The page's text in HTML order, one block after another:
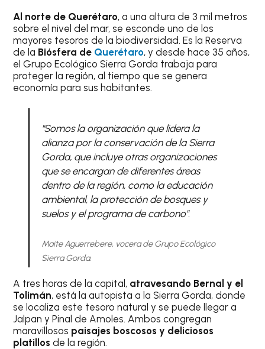
Al norte de Querétaro, a una altura de 3 mil metros
sobre el nivel del mar, se esconde uno de los
mayores tesoros de la biodiversidad. Es la Reserva
de la Biósfera de Querétaro, y desde hace 35 años,
el Grupo Ecológico Sierra Gorda trabaja para
proteger la región, al tiempo que se genera
economía para sus habitantes.
"Somos la organización que lidera la
alianza por la conservación de la Sierra
Gorda, que incluye otras organizaciones
que se encargan de diferentes áreas
dentro de la región, como la educación
ambiental, la protección de bosques y
suelos y el programa de carbono".
Maite Aguerrebere, vocera de Grupo Ecológico
Sierra Gorda.
A tres horas de la capital, atravesando Bernal y el
Tolimán, está la autopista a la Sierra Gorda, donde
se localiza este tesoro natural y se puede llegar a
Jalpan y Pinal de Amoles. Ambos congregan
maravillosos paisajes boscosos y deliciosos
platillos de la región.